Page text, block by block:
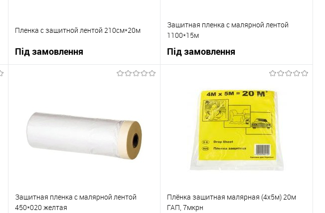
Пленка с защитной лентой 210см*20м
Під замовлення
В вибране
Під замовлення
Защитная пленка с малярной лентой
1100*15м
Під замовлення
Купити в 1 клік
До порівняння
В вибране
Під замовлення
Защитная пленка с малярной лентой
450*020 желтая
Плёнка защитная малярная (4х5м) 20м
ГАП, 7мкрн